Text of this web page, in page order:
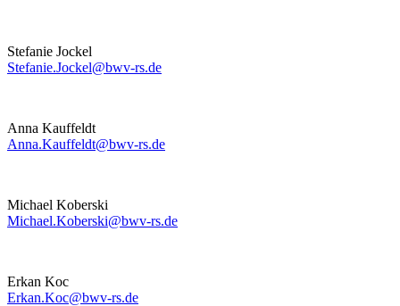
Stefanie Jockel
Stefanie.Jockel@bwv-rs.de
Anna Kauffeldt
Anna.Kauffeldt@bwv-rs.de
Michael Koberski
Michael.Koberski@bwv-rs.de
Erkan Koc
Erkan.Koc@bwv-rs.de